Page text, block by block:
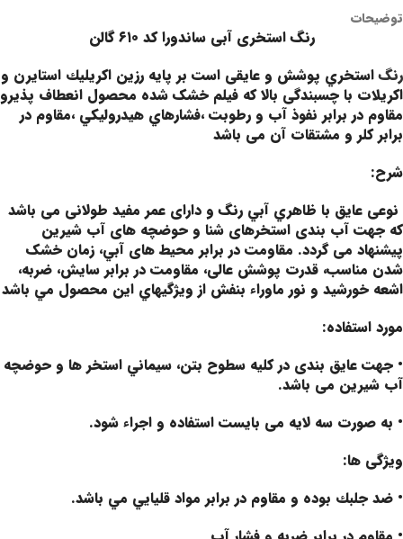
توضیحات
رنگ استخری آبی ساندورا کد ۶۱۰ گالن
رنگاستخري پوشش و عایقی است بر پایه رزين اكريليك استایرن و
اکریلات با چسبندگی بالا که فیلم خشک شده محصول انعطاف پذیرو
مقاوم در برابر نفوذ آب و رطوبت ،فشارهاي هيدروليكي ،مقاوم در
برابر كلر و مشتقات آن می باشد
شرح:
نوعی عایق با ظاهري آبي رنگ و دارای عمر مفید طولانی می باشد
كه جهت آب بندی استخرهای شنا و حوضچه های آب شيرين
پیشنهاد می گردد. مقاومت در برابر محیط های آبي، زمان خشک
شدن مناسب، قدرت پوشش عالی، مقاومت در برابر سایش، ضربه،
اشعه خورشيد و نور ماوراء بنفش از ويژگيهاي اين محصول مي باشد
مورد استفاده:
• جهت عایق بندی در کلیه سطوح بتن، سيماني استخر ها و حوضچه
آب شيرين می باشد.
• به صورت سه لایه می بایست استفاده و اجراء شود.
ویژگی ها:
• ضد جلبك بوده و مقاوم در برابر مواد قليايي مي باشد.